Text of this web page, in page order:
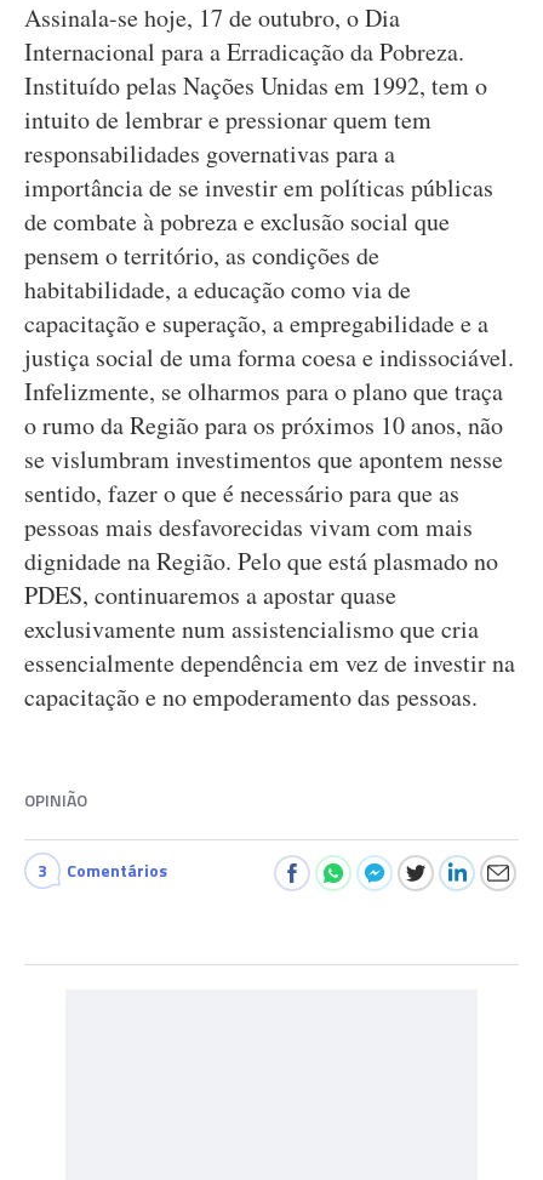
Assinala-se hoje, 17 de outubro, o Dia
Internacional para a Erradicação da Pobreza.
Instituído pelas Nações Unidas em 1992, tem o
intuito de lembrar e pressionar quem tem
responsabilidades governativas para a
importância de se investir em políticas públicas
de combate à pobreza e exclusão social que
pensem o território, as condições de
habitabilidade, a educação como via de
capacitação e superação, a empregabilidade e a
justiça social de uma forma coesa e indissociável.
Infelizmente, se olharmos para o plano que traça
o rumo da Região para os próximos 10 anos, não
se vislumbram investimentos que apontem nesse
sentido, fazer o que é necessário para que as
pessoas mais desfavorecidas vivam com mais
dignidade na Região. Pelo que está plasmado no
PDES, continuaremos a apostar quase
exclusivamente num assistencialismo que cria
essencialmente dependência em vez de investir na
capacitação e no empoderamento das pessoas.
OPINIÃO
3 Comentários